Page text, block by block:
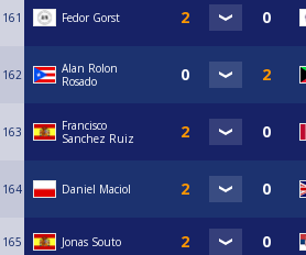
161 Fedor Gorst
162
Alan Rolon
Rosado
163
Francisco
Sanchez Ruiz
164 Daniel Maciol
165 Jonas Souto